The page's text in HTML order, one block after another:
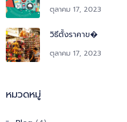
ตุลาคม 17, 2023
วิธีตั้งราคาข�
ตุลาคม 17, 2023
หมวดหมู่